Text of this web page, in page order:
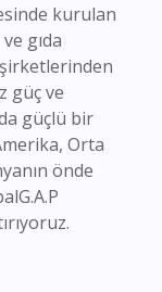
kurulan
gıda
güç ve
güçlü bir
Orta
önde